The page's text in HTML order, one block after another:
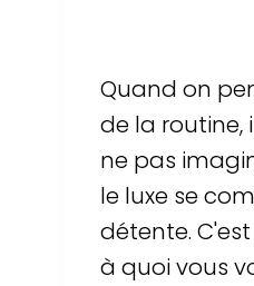
Quand on
de la routine,
ne pas
le luxe se
détente.
à quoi vous